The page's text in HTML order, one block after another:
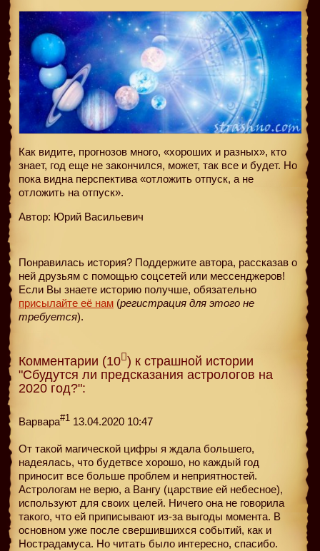
Как видите, прогнозов много, «хороших и разных», кто
знает, год еще не закончился, может, так все и будет. Но
пока видна перспектива «отложить отпуск, а не
отложить на отпуск».
Автор: Юрий Васильевич
Понравилась история? Поддержите автора, рассказав о
ней друзьям с помощью соцсетей или мессенджеров!
Если Вы знаете историю получше, обязательно
присылайте её нам (регистрация для этого не
требуется).
Комментарии (10 ) к страшной истории
"Сбудутся ли предсказания астрологов на
2020 год?":
Варвара#1 13.04.2020 10:47
От такой магической цифры я ждала большего,
надеялась, что будетвсе хорошо, но каждый год
приносит все больше проблем и неприятностей.
Астрологам не верю, а Вангу (царствие ей небесное),
используют для своих целей. Ничего она не говорила
такого, что ей приписывают из-за выгоды момента. В
основном уже после свершившихся событий, как и
Нострадамуса. Но читать было интересно, спасибо.